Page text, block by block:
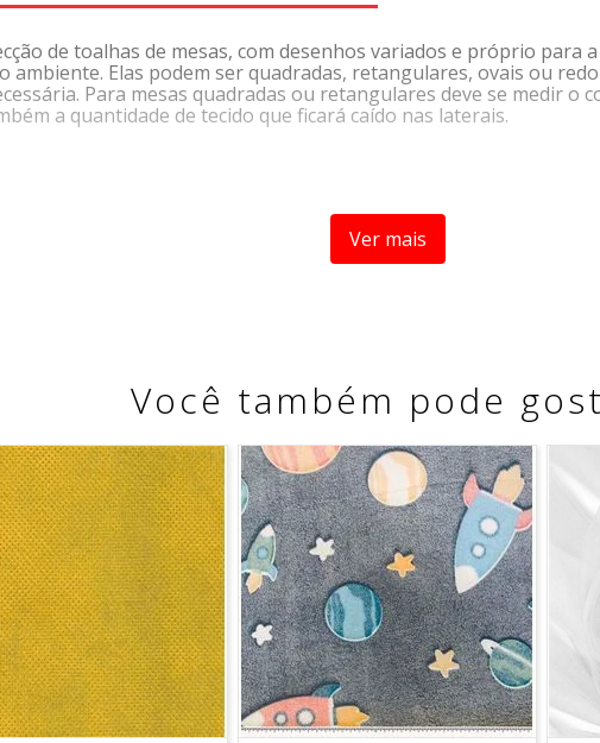
de toalhas de mesas, com desenhos variados e próprio
ambiente. Elas podem ser quadradas, retangulares, ovais ou
Para mesas quadradas ou retangulares deve se medir o
a quantidade de tecido que ficará caído nas laterais.
a medida se refere a um metro de comprimento pela largura do
15 metros, é possível que haja fracionamento do corte*
Ver mais
Você também pode